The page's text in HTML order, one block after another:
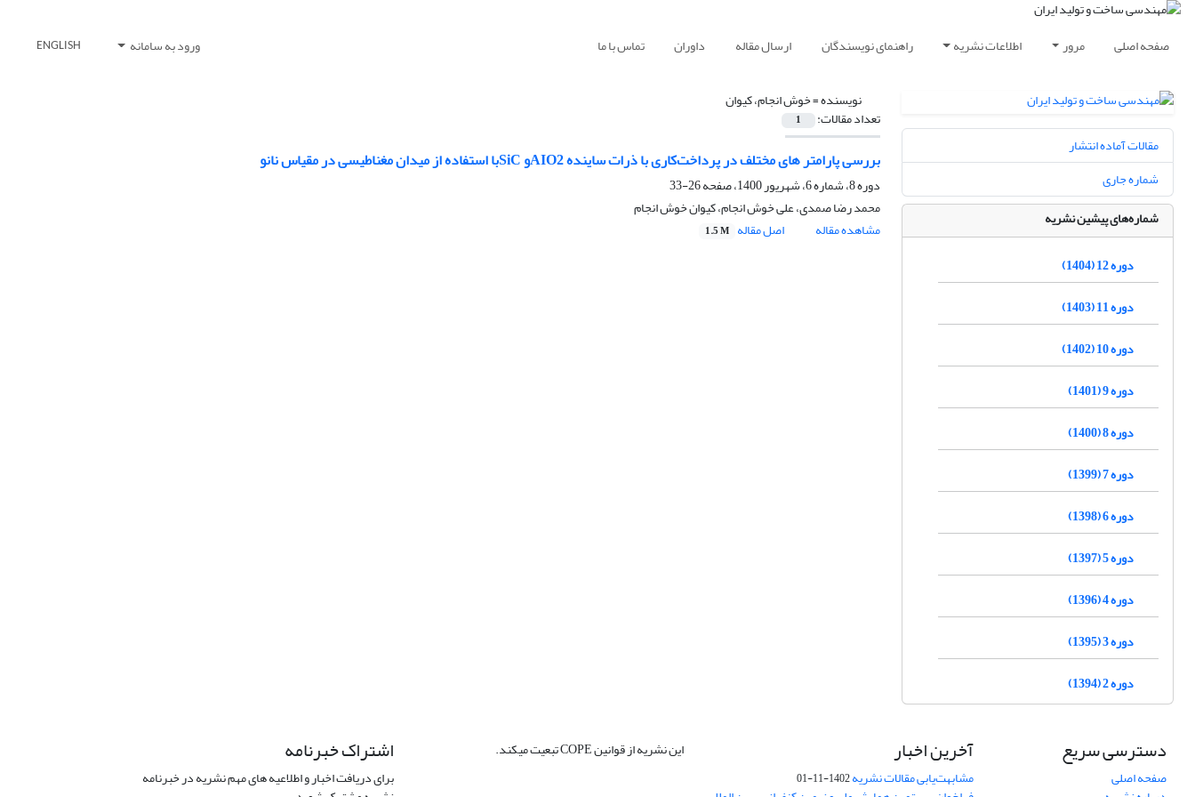
صفحه اصلی مرور اطلاعات نشریه راهنمای نویسندگان ارسال مقاله داوران تماس با ما ورود به سامانه ENGLISH
نویسنده =خوش انجام، کیوان
تعداد مقالات: 1
بررسی پارامتر های مختلف در پرداخت‌کاری با ذرات ساینده AIO2و SiCبا استفاده از میدان مغناطیسی در مقیاس نانو
دوره 8، شماره 6، شهریور 1400، صفحه
26-33
محمد رضا صمدی، علی خوش انجام، کیوان خوش انجام
مشاهده مقاله
اصل مقاله 1.5 M
مقالات آماده انتشار
شماره جاری
شماره‌های پیشین نشریه
دوره 12 (1404)
دوره 11 (1403)
دوره 10 (1402)
دوره 9 (1401)
دوره 8 (1400)
دوره 7 (1399)
دوره 6 (1398)
دوره 5 (1397)
دوره 4 (1396)
دوره 3 (1395)
دوره 2 (1394)
دسترسی سریع
صفحه اصلی
آخرین اخبار
مشابهت‌یابی مقالات نشریه1402-11-01
این نشریه از قوانین COPE تبعیت میکند. اشتراک خبرنامه
برای دریافت اخبار و اطلاعیه های مهم نشریه در خبرنامه